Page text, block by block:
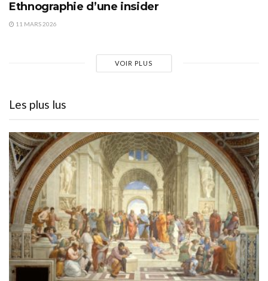
Ethnographie d’une insider
11 MARS 2026
VOIR PLUS
Les plus lus